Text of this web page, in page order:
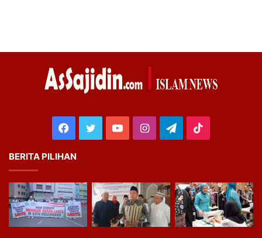
Facebook
TwitterYouTubeInstagram
Telegram
BERITA PILIHAN